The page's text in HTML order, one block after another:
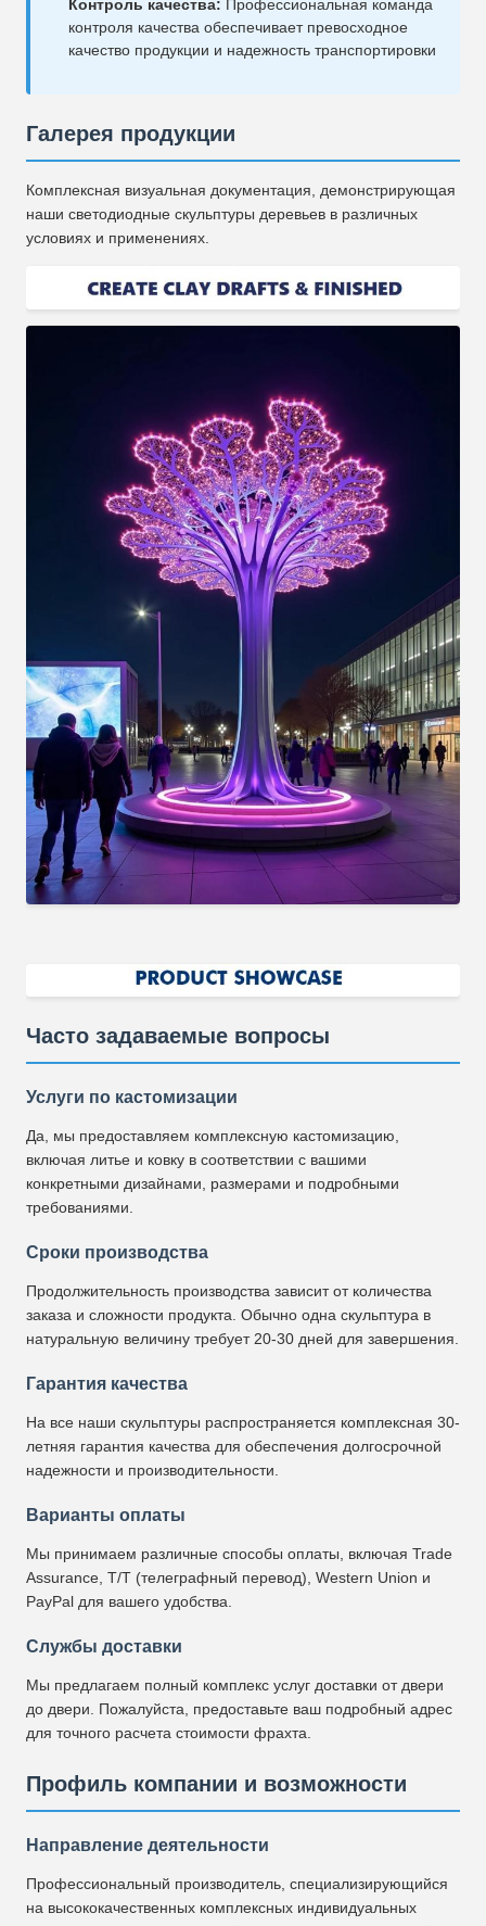
Контроль качества: Профессиональная команда
контроля качества обеспечивает превосходное
качество продукции и надежность транспортировки
Галерея продукции
Комплексная визуальная документация, демонстрирующая
наши светодиодные скульптуры деревьев в различных
условиях и применениях.
Часто задаваемые вопросы
Услуги по кастомизации
Да, мы предоставляем комплексную кастомизацию,
включая литье и ковку в соответствии с вашими
конкретными дизайнами, размерами и подробными
требованиями.
Сроки производства
Продолжительность производства зависит от количества
заказа и сложности продукта. Обычно одна скульптура в
натуральную величину требует 20-30 дней для завершения.
Гарантия качества
На все наши скульптуры распространяется комплексная 30-
летняя гарантия качества для обеспечения долгосрочной
надежности и производительности.
Варианты оплаты
Мы принимаем различные способы оплаты, включая Trade
Assurance, T/T (телеграфный перевод), Western Union и
PayPal для вашего удобства.
Службы доставки
Мы предлагаем полный комплекс услуг доставки от двери
до двери. Пожалуйста, предоставьте ваш подробный адрес
для точного расчета стоимости фрахта.
Профиль компании и возможности
Направление деятельности
Профессиональный производитель, специализирующийся
на высококачественных комплексных индивидуальных